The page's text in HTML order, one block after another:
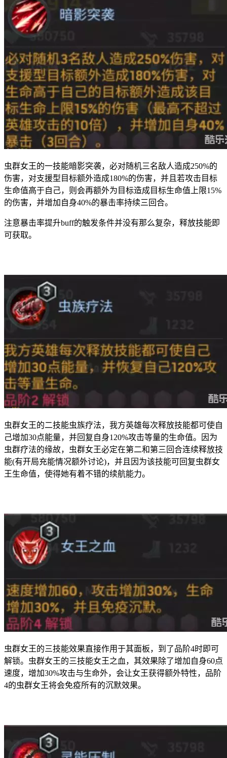
虫群女王的一技能暗影突袭，必对随机三名敌人造成250%的
伤害，对支援型目标额外造成180%的伤害，并且若攻击目标
生命值高于自己，则会再额外为目标造成目标生命值上限15%
的伤害，并增加自身40%的暴击率持续三回合。
注意暴击率提升buff的触发条件并没有那么复杂，释放技能即
可获取。
虫群女王的二技能虫族疗法，我方英雄每次释放技能都可使自
己增加30点能量，并回复自身120%攻击等量的生命值。因为
虫群疗法的缘故，虫群女王必定在第二和第三回合连续释放技
能(有开局充能情况额外讨论)，并且因为该技能可回复虫群女
王生命值，使得她有着不错的续航能力。
虫群女王的三技能效果直接作用于其面板，到了品阶4时即可
解锁。虫群女王的三技能女王之血，其效果除了增加自身60点
速度，增加30%攻击与生命外，会让女王获得额外特性，品阶
4的虫群女王将会免疫所有的沉默效果。